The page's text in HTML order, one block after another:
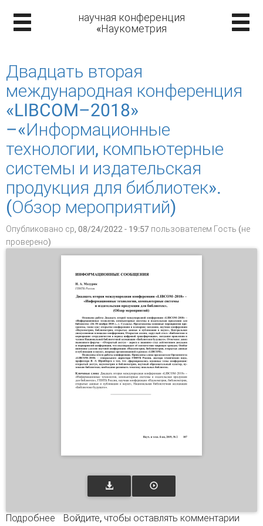
научная конференция
«Наукометрия
Двадцать вторая
международная конференция
«LIBCOM–2018»
–«Информационные
технологии, компьютерные
системы и издательская
продукция для библиотек».
(Обзор мероприятий)
Опубликовано ср, 08/24/2022 - 19:57 пользователем Гость (не
проверено)
Подробнее о Двадцать вторая международная
Войдите, чтобы оставлять комментарии